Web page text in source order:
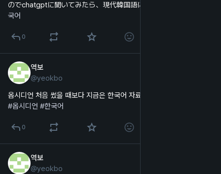
のでchatgptに聞いてみたら、現代韓国語にはないとのこと。
국어
0
역보
@yeokbo
옵시디언 처음 썼을 때보다 지금은 한국어 자료가 훨씬 많아진 것 같다.
#옵시디언 #한국어
0
역보
@yeokbo